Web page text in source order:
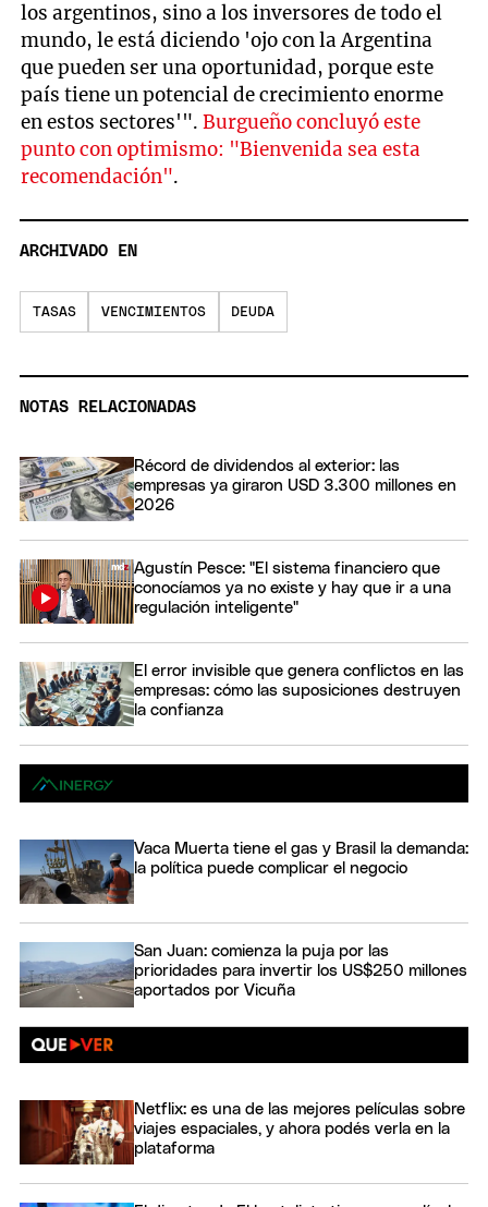
los argentinos, sino a los inversores de todo el
mundo, le está diciendo 'ojo con la Argentina
que pueden ser una oportunidad, porque este
país tiene un potencial de crecimiento enorme
en estos sectores'".Burgueño concluyó este
punto con optimismo: "Bienvenida sea esta
recomendación".
ARCHIVADO EN
TASAS VENCIMIENTOS DEUDA
NOTAS RELACIONADAS
Récord de dividendos al exterior: las
empresas ya giraron USD 3.300 millones en
2026
Agustín Pesce: "El sistema financiero que
conocíamos ya no existe y hay que ir a una
regulación inteligente"
El error invisible que genera conflictos en las
empresas: cómo las suposiciones destruyen
la confianza
Vaca Muerta tiene el gas y Brasil la demanda:
la política puede complicar el negocio
San Juan: comienza la puja por las
prioridades para invertir los US$250 millones
aportados por Vicuña
Netflix: es una de las mejores películas sobre
viajes espaciales, y ahora podés verla en la
plataforma